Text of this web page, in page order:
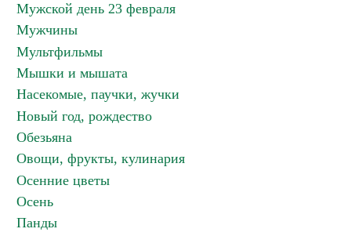
Мужской день 23 февраля
Мужчины
Мультфильмы
Мышки и мышата
Насекомые, паучки, жучки
Новый год, рождество
Обезьяна
Овощи, фрукты, кулинария
Осенние цветы
Осень
Панды